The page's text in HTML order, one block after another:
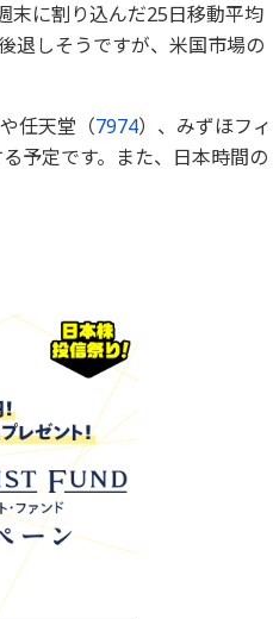
末に割り込んだ25日移動平均
退しそうですが、米国市場の
任天堂（7974）、みずほフィ
予定です。また、日本時間の